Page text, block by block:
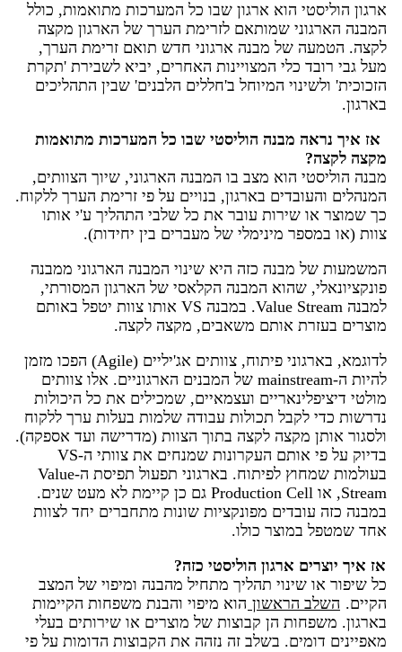
ארגון הוליסטי הוא ארגון שבו כל המערכות מתואמות, כולל
המבנה הארגוני שמותאם לזרימת הערך של הארגון מקצה
לקצה. הטמעה של מבנה ארגוני חדש תואם זרימת הערך,
מעל גבי רובד כלי המצויינות האחרים, יביא לשבירת 'תקרת
הזכוכית' ולשינוי המיוחל ב'חללים הלבנים' שבין התהליכים
בארגון.
אז איך נראה מבנה הוליסטי שבו כל המערכות מתואמות
מקצה לקצה?
מבנה הוליסטי הוא מצב בו המבנה הארגוני, שיוך הצוותים,
המנהלים והעובדים בארגון, בנויים על פי זרימת הערך ללקוח.
כך שמוצר או שירות עובר את כל שלבי התהליך ע'י אותו
צוות (או במספר מינימלי של מעברים בין יחידות).
המשמעות של מבנה כזה היא שינוי המבנה הארגוני ממבנה
פונקציונאלי, שהוא המבנה הקלאסי של הארגון המסורתי,
למבנה Value Stream. במבנה VS אותו צוות יטפל באותם
מוצרים בעזרת אותם משאבים, מקצה לקצה.
לדוגמא, בארגוני פיתוח, צוותים אג'יליים (Agile) הפכו מזמן
להיות ה-mainstream של המבנים הארגוניים. אלו צוותים
מולטי דיציפלינאריים ועצמאיים, שמכילים את כל היכולות
נדרשות כדי לקבל תכולות עבודה שלמות בעלות ערך ללקוח
ולסגור אותן מקצה לקצה בתוך הצוות (מדרישה ועד אספקה).
בדיוק על פי אותם העקרונות שמנחים את צוותי ה-VS
בעולמות שמחוץ לפיתוח. בארגוני תפעול תפיסת ה-Value
Stream, או Production Cell גם כן קיימת לא מעט שנים.
במבנה כזה עובדים מפונקציות שונות מתחברים יחד לצוות
אחד שמטפל במוצר כולו.
אז איך יוצרים ארגון הוליסטי כזה?
כל שיפור או שינוי תהליך מתחיל מהבנה ומיפוי של המצב
הקיים. השלב הראשון הוא מיפוי והבנת משפחות הקיימות
בארגון. משפחות הן קבוצות של מוצרים או שירותים בעלי
מאפיינים דומים. בשלב זה נזהה את הקבוצות הדומות על פי